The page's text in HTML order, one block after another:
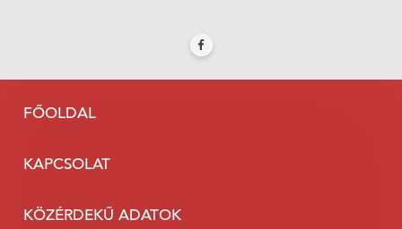
FŐOLDAL
KAPCSOLAT
KÖZÉRDEKŰ ADATOK